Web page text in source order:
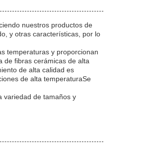
nuestros productos de
y otras características, por lo
temperaturas y proporcionan
de fibras cerámicas de alta
de alta calidad es
de alta temperaturaSe
variedad de tamaños y